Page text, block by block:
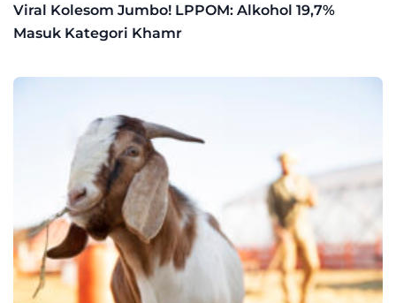
Viral Kolesom Jumbo! LPPOM: Alkohol 19,7%
Masuk Kategori Khamr